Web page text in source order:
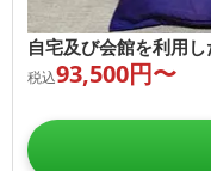
自宅及び会館を利用
税込93,500円〜